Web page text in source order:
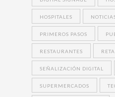
HOSPITALES
PRIMEROS PASOS
RESTAURANTES
SEÑALIZACIÓN DIGITAL
SUPERMERCADOS